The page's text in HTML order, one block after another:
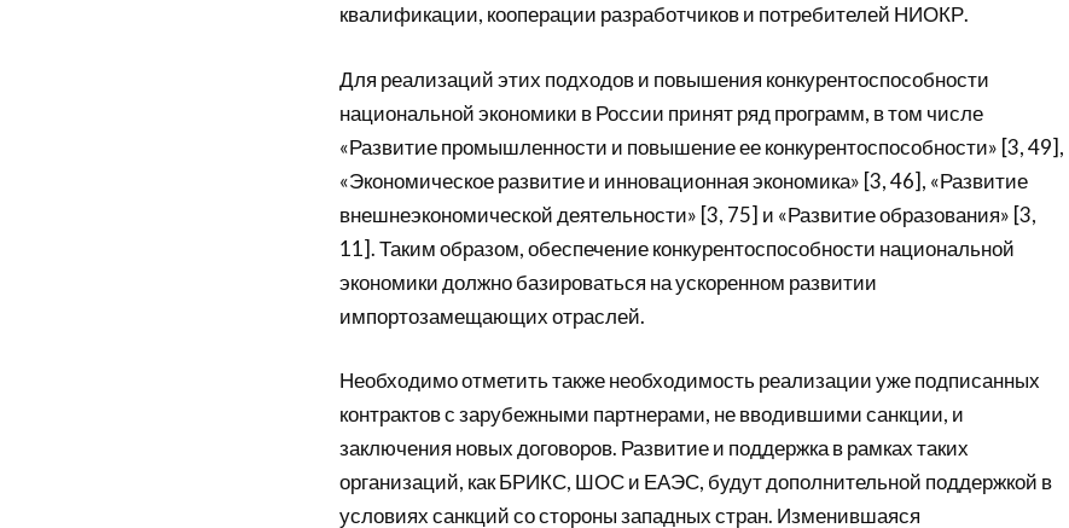
квалификации, кооперации разработчиков и потребителей НИОКР.
Для реализаций этих подходов и повышения конкурентоспособности
национальной экономики в России принят ряд программ, в том числе
«Развитие промышленности и повышение ее конкурентоспособности» [3, 49],
«Экономическое развитие и инновационная экономика» [3, 46], «Развитие
внешнеэкономической деятельности» [3, 75] и «Развитие образования» [3,
11]. Таким образом, обеспечение конкурентоспособности национальной
экономики должно базироваться на ускоренном развитии
импортозамещающих отраслей.
Необходимо отметить также необходимость реализации уже подписанных
контрактов с зарубежными партнерами, не вводившими санкции, и
заключения новых договоров. Развитие и поддержка в рамках таких
организаций, как БРИКС, ШОС и ЕАЭС, будут дополнительной поддержкой в
условиях санкций со стороны западных стран. Изменившаяся